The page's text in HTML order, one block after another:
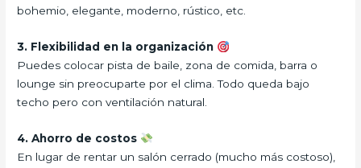
bohemio, elegante, moderno, rústico, etc.
3. Flexibilidad en la organización
Puedes colocar pista de baile, zona de comida, barra o
lounge sin preocuparte por el clima. Todo queda bajo
techo pero con ventilación natural.
4. Ahorro de costos
En lugar de rentar un salón cerrado (mucho más costoso),